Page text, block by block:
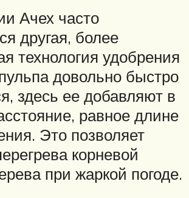
Ачех часто
другая, более
технология удобрения
довольно быстро
здесь ее добавляют в
равное длине
Это позволяет
корневой
при жаркой погоде.